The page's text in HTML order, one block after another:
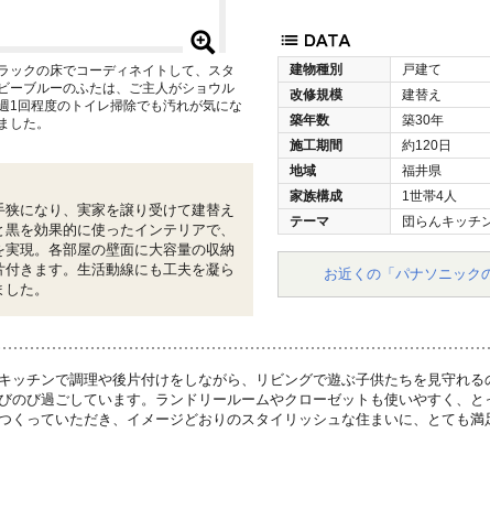
建物種別
戸建て
改修規模
建替え
築年数
築30年
施工期間
約120日
地域
福井県
家族構成
1世帯4人
テーマ
団らんキッチ
お近くの「パナソニック
ックの床でコーディネイトして、スタ
ーブルーのふたは、ご主人がショウル
1回程度のトイレ掃除でも汚れが気にな
した。
になり、実家を譲り受けて建替え
を効果的に使ったインテリアで、
現。各部屋の壁面に大容量の収納
きます。生活動線にも工夫を凝ら
た。
ッチンで調理や後片付けをしながら、リビングで遊ぶ子供たちを見守れ
のび過ごしています。ランドリールームやクローゼットも使いやすく、
くっていただき、イメージどおりのスタイリッシュな住まいに、とても満